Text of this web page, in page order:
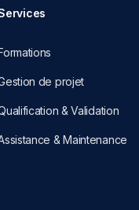
de projet
& Validation
& Maintenance